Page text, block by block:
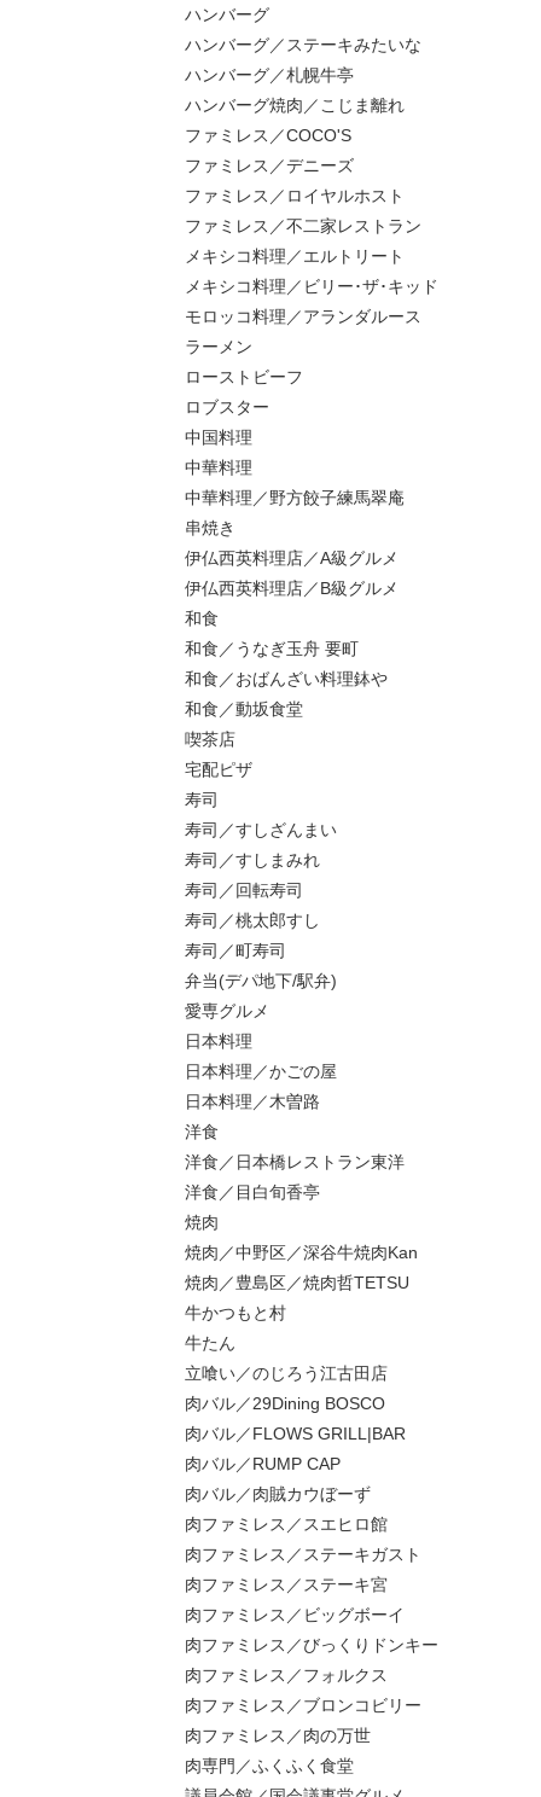
ハンバーグ
ハンバーグ／ステーキみたいな
ハンバーグ／札幌牛亭
ハンバーグ焼肉／こじま離れ
ファミレス／COCO'S
ファミレス／デニーズ
ファミレス／ロイヤルホスト
ファミレス／不二家レストラン
メキシコ料理／エルトリート
メキシコ料理／ビリー･ザ･キッド
モロッコ料理／アランダルース
ラーメン
ローストビーフ
ロブスター
中国料理
中華料理
中華料理／野方餃子練馬翠庵
串焼き
伊仏西英料理店／A級グルメ
伊仏西英料理店／B級グルメ
和食
和食／うなぎ玉舟 要町
和食／おばんざい料理鉢や
和食／動坂食堂
喫茶店
宅配ピザ
寿司
寿司／すしざんまい
寿司／すしまみれ
寿司／回転寿司
寿司／桃太郎すし
寿司／町寿司
弁当(デパ地下/駅弁)
愛専グルメ
日本料理
日本料理／かごの屋
日本料理／木曽路
洋食
洋食／日本橋レストラン東洋
洋食／目白旬香亭
焼肉
焼肉／中野区／深谷牛焼肉Kan
焼肉／豊島区／焼肉哲TETSU
牛かつもと村
牛たん
立喰い／のじろう江古田店
肉バル／29Dining BOSCO
肉バル／FLOWS GRILL|BAR
肉バル／RUMP CAP
肉バル／肉賊カウぼーず
肉ファミレス／スエヒロ館
肉ファミレス／ステーキガスト
肉ファミレス／ステーキ宮
肉ファミレス／ビッグボーイ
肉ファミレス／びっくりドンキー
肉ファミレス／フォルクス
肉ファミレス／ブロンコビリー
肉ファミレス／肉の万世
肉専門／ふくふく食堂